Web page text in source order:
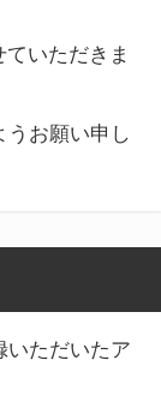
いただきま
お願い申し
いただいたア